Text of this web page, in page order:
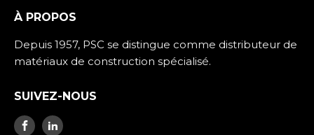
À PROPOS
Depuis 1957, PSC se distingue comme distributeur de
matériaux de construction spécialisé.
SUIVEZ-NOUS